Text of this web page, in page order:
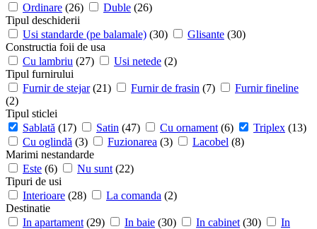
Ordinare (26) Duble (26)
Tipul deschiderii
Usi standarde (pe balamale) (30) Glisante (30)
Constructia foii de usa
Cu lambriu (27) Usi netede (2)
Tipul furnirului
Furnir de stejar (21) Furnir de frasin (7)
Furnir fineline
(2)
Tipul sticlei
Sablată (17) Satin (47) Cu ornament (6) Triplex (13)
Cu oglindă (3) Fuzionarea (3) Lacobel (8)
Marimi nestandarde
Este (6) Nu sunt (22)
Tipuri de usi
Interioare (28) La comanda (2)
Destinatie
In apartament (29) In baie (30) In cabinet (30)
In